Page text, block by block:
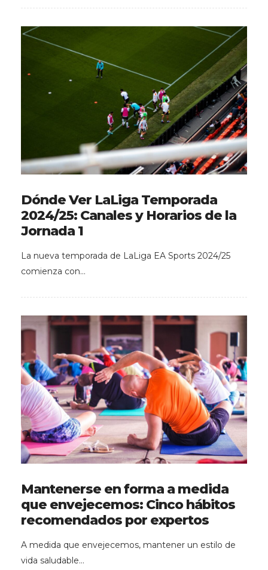
Dónde Ver LaLiga Temporada
2024/25: Canales y Horarios de la
Jornada 1
La nueva temporada de LaLiga EA Sports 2024/25
comienza con…
Mantenerse en forma a medida
que envejecemos: Cinco hábitos
recomendados por expertos
A medida que envejecemos, mantener un estilo de
vida saludable…